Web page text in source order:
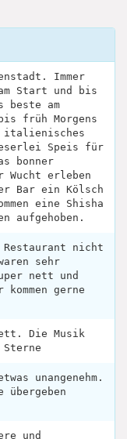
Immer
Start und bis
beste am
früh Morgens
Speis für
bonner
Wucht erleben
Bar ein Kölsch
eine Shisha
aufgehoben.
nicht
sehr
nett und
gerne
Die Musik
unangenehm.
übergeben
und